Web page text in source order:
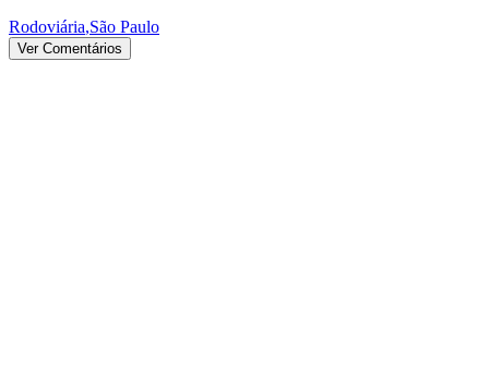
Rodoviária,São Paulo
Ver Comentários